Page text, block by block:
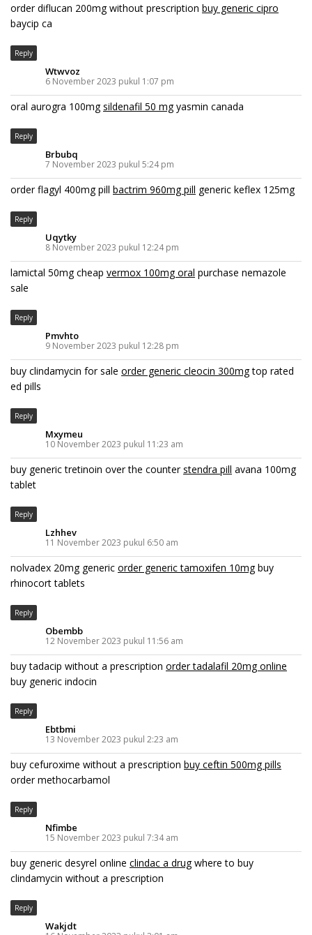
order diflucan 200mg without prescription buy generic cipro
baycip ca
Reply
Wtwvoz
6 November 2023 pukul 1:07 pm
oral aurogra 100mgsildenafil 50 mgyasmin canada
Reply
Brbubq
7 November 2023 pukul 5:24 pm
order flagyl 400mg pill bactrim 960mg pill generic keflex 125mg
Reply
Uqytky
8 November 2023 pukul 12:24 pm
lamictal 50mg cheap vermox 100mg oral purchase nemazole
sale
Reply
Pmvhto
9 November 2023 pukul 12:28 pm
buy clindamycin for sale order generic cleocin 300mgtop rated
ed pills
Reply
Mxymeu
10 November 2023 pukul 11:23 am
buy generic tretinoin over the counterstendra pill avana 100mg
tablet
Reply
Lzhhev
11 November 2023 pukul 6:50 am
nolvadex 20mg generic order generic tamoxifen 10mgbuy
rhinocort tablets
Reply
Obembb
12 November 2023 pukul 11:56 am
buy tadacip without a prescription order tadalafil 20mg online
buy generic indocin
Reply
Ebtbmi
13 November 2023 pukul 2:23 am
buy cefuroxime without a prescription buy ceftin 500mg pills
order methocarbamol
Reply
Nfimbe
15 November 2023 pukul 7:34 am
buy generic desyrel online clindac a drugwhere to buy
clindamycin without a prescription
Reply
Wakjdt